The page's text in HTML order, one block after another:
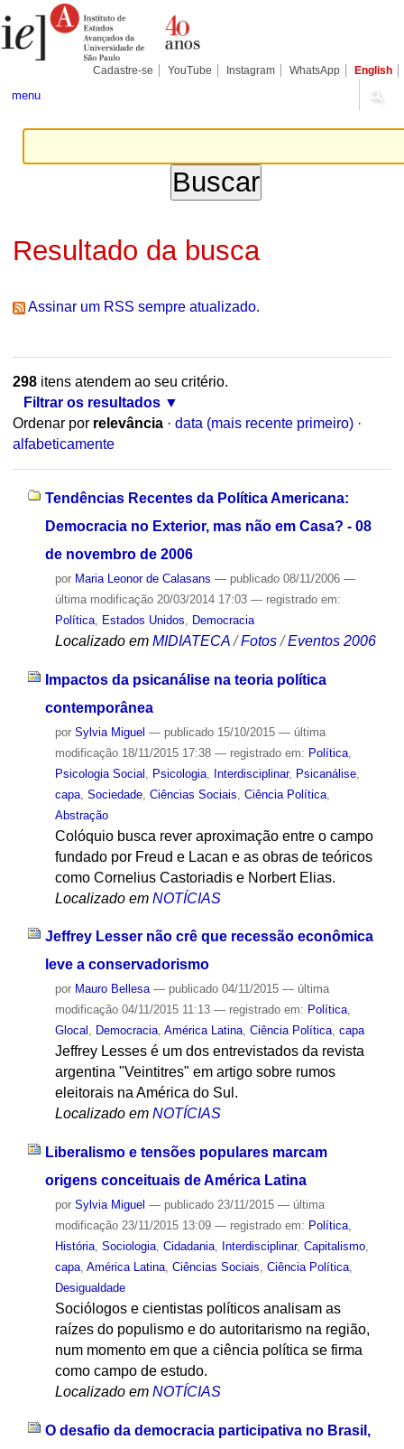
para
conteúdo.
Pessoais
Cadastre-se YouTube Instagram WhatsApp English
menu
Resultado da busca
Assinar um RSS sempre atualizado.
298itens atendem ao seu critério.
Filtrar os resultados
Ordenar por relevância · data (mais recente primeiro) ·
alfabeticamente
Tendências Recentes da Política Americana:
Democracia no Exterior, mas não em Casa? - 08
de novembro de 2006
por Maria Leonor de Calasans — publicado08/11/2006 —
última modificação20/03/2014 17:03 — registrado em:
Política, Estados Unidos Democracia
Localizado em MIDIATECA /Fotos /Eventos 2006
Impactos da psicanálise na teoria política
contemporânea
por Sylvia Miguel — publicado15/10/2015 — última
modificação18/11/2015 17:38 — registrado em: Política,
Psicologia Social
Psicologia, Interdisciplinar, Psicanálise,
capa, Sociedade, Ciências Sociais Ciência Política,
Abstração
Colóquio busca rever aproximação entre o campo
fundado por Freud e Lacan e as obras de teóricos
como Cornelius Castoriadis e Norbert Elias.
Localizado em NOTÍCIAS
Jeffrey Lesser não crê que recessão econômica
leve a conservadorismo
por Mauro Bellesa — publicado04/11/2015 — última
modificação04/11/2015 11:13 — registrado em: Política,
Glocal , Democracia, América Latina, Ciência Política, capa
Jeffrey Lesses é um dos entrevistados da revista
argentina "Veintitres" em artigo sobre rumos
eleitorais na América do Sul.
Localizado em NOTÍCIAS
Liberalismo e tensões populares marcam
origens conceituais de América Latina
por Sylvia Miguel — publicado23/11/2015 — última
modificação23/11/2015 13:09 — registrado em: Política,
História, Sociologia, Cidadania, Interdisciplinar, Capitalismo,
capa, América Latina, Ciências Sociais, Ciência Política,
Desigualdade
Sociólogos e cientistas políticos analisam as
raízes do populismo e do autoritarismo na região,
num momento em que a ciência política se firma
como campo de estudo.
Localizado em NOTÍCIAS
O desafio da democracia participativa no Brasil,